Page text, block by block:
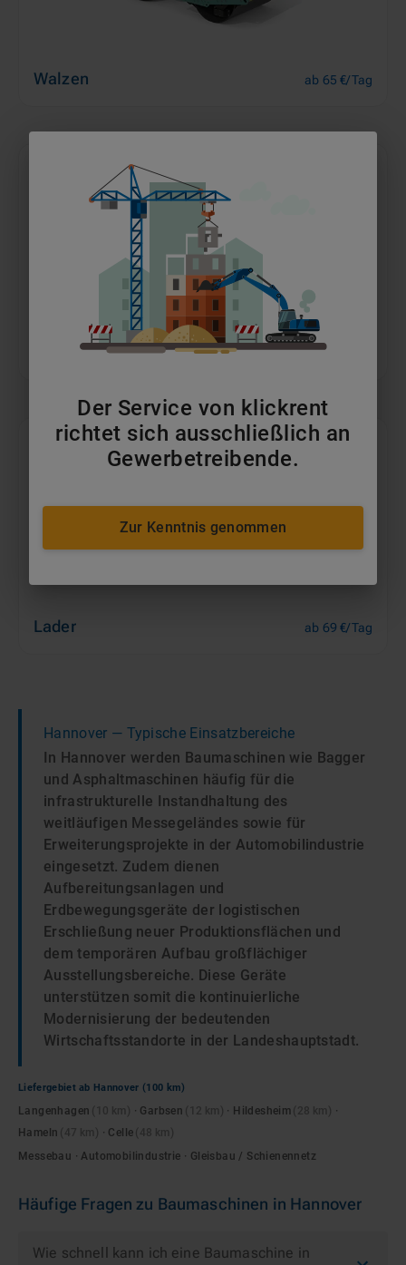
Walzen ab 65 €/Tag
Dumper ab 64 €/Tag
Lader ab 69 €/Tag
Hannover — Typische Einsatzbereiche
In Hannover werden Baumaschinen wie Bagger
und Asphaltmaschinen häufig für die
infrastrukturelle Instandhaltung des
weitläufigen Messegeländes sowie für
Erweiterungsprojekte in der Automobilindustrie
eingesetzt. Zudem dienen
Aufbereitungsanlagen und
Erdbewegungsgeräte der logistischen
Erschließung neuer Produktionsflächen und
dem temporären Aufbau großflächiger
Ausstellungsbereiche. Diese Geräte
unterstützen somit die kontinuierliche
Modernisierung der bedeutenden
Wirtschaftsstandorte in der Landeshauptstadt.
Liefergebiet ab Hannover (100 km)
Langenhagen · Garbsen · Hildesheim
·
Hameln
· Celle
Messebau · Automobilindustrie · Gleisbau / Schienennetz
Häufige Fragen zu Baumaschinen in Hannover
Wie schnell kann ich eine Baumaschine in
Der Service von klickrent
richtet sich ausschließlich an
Gewerbetreibende.
Zur Kenntnis genommen